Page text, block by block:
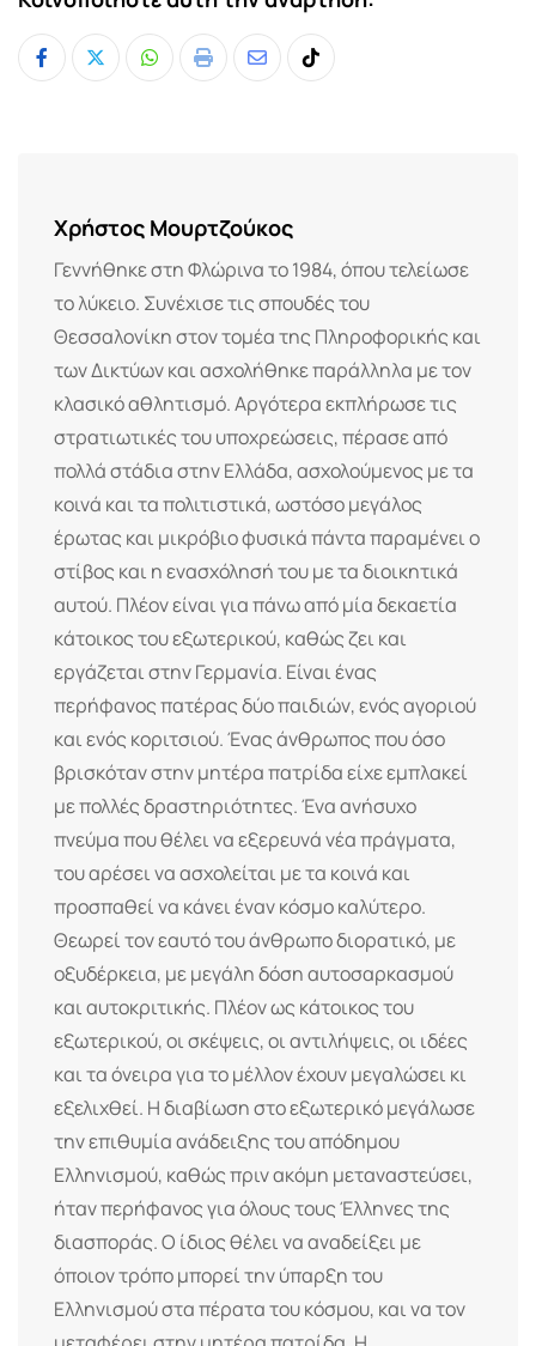
Whatsapp
Print
ShareTiktok
Χρήστος Μουρτζούκος
Γεννήθηκε στη Φλώρινα το 1984, όπου τελείωσε
το λύκειο. Συνέχισε τις σπουδές του
Θεσσαλονίκη στον τομέα της Πληροφορικής και
των Δικτύων και ασχολήθηκε παράλληλα με τον
κλασικό αθλητισμό. Αργότερα εκπλήρωσε τις
στρατιωτικές του υποχρεώσεις, πέρασε από
πολλά στάδια στην Ελλάδα, ασχολούμενος με τα
κοινά και τα πολιτιστικά, ωστόσο μεγάλος
έρωτας και μικρόβιο φυσικά πάντα παραμένει ο
στίβος και η ενασχόλησή του με τα διοικητικά
αυτού. Πλέον είναι για πάνω από μία δεκαετία
κάτοικος του εξωτερικού, καθώς ζει και
εργάζεται στην Γερμανία. Είναι ένας
περήφανος πατέρας δύο παιδιών, ενός αγοριού
και ενός κοριτσιού. Ένας άνθρωπος που όσο
βρισκόταν στην μητέρα πατρίδα είχε εμπλακεί
με πολλές δραστηριότητες. Ένα ανήσυχο
πνεύμα που θέλει να εξερευνά νέα πράγματα,
του αρέσει να ασχολείται με τα κοινά και
προσπαθεί να κάνει έναν κόσμο καλύτερο.
Θεωρεί τον εαυτό του άνθρωπο διορατικό, με
οξυδέρκεια, με μεγάλη δόση αυτοσαρκασμού
και αυτοκριτικής. Πλέον ως κάτοικος του
εξωτερικού, οι σκέψεις, οι αντιλήψεις, οι ιδέες
και τα όνειρα για το μέλλον έχουν μεγαλώσει κι
εξελιχθεί. Η διαβίωση στο εξωτερικό μεγάλωσε
την επιθυμία ανάδειξης του απόδημου
Ελληνισμού, καθώς πριν ακόμη μεταναστεύσει,
ήταν περήφανος για όλους τους Έλληνες της
διασποράς. Ο ίδιος θέλει να αναδείξει με
όποιον τρόπο μπορεί την ύπαρξη του
Ελληνισμού στα πέρατα του κόσμου, και να τον